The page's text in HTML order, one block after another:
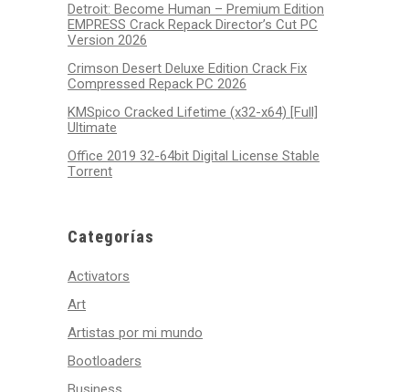
Detroit: Become Human – Premium Edition
EMPRESS Crack Repack Director’s Cut PC
Version 2026
Crimson Desert Deluxe Edition Crack Fix
Compressed Repack PC 2026
KMSpico Cracked Lifetime (x32-x64) [Full]
Ultimate
Office 2019 32-64bit Digital License Stable
Tоrrеnt
Categorías
Activators
Art
Artistas por mi mundo
Bootloaders